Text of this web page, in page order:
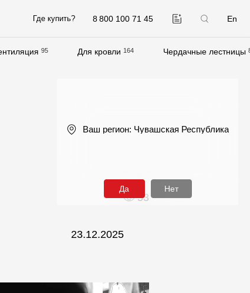
8 800 100 71 45 En
Где купить?
95 Для кровли 164 Чердачные лестницы
Отправка рекламации
Отзывы
23.12.2025
53
Ваш регион: Чувашская Республика
Да Нет